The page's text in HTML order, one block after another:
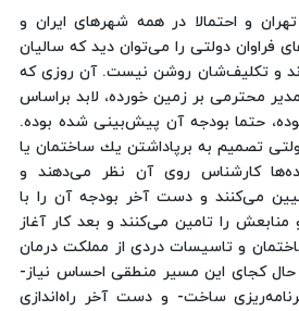
و احتمالا در همه شهرهای ایران و
فراوان دولتی را می‌توان دید كه سالیان
و تكلیف‌شان روشن نیست. آن روزی كه
محترمی بر زمین خورده، لابد براساس
حتما بودجه آن پیش‌بینی شده بوده.
تصمیم به برپاداشتن یك ساختمان یا
كارشناس روی آن نظر می‌دهند و
می‌كنند و دست آخر بودجه آن را با
منابعش را تامین می‌كنند و بعد كار آغاز
و تاسیسات دردی از مملكت درمان
كجای این مسیر منطقی احساس نیاز-
ساخت- و دست آخر راه‌اندازی